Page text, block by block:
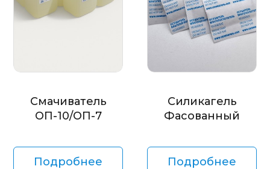
Смачиватель
ОП-10/ОП-7
Подробнее
Силикагель
Фасованный
Подробнее